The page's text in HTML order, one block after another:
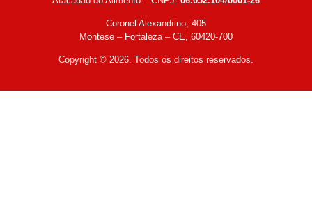
Coronel Alexandrino, 405
Montese – Fortaleza – CE, 60420-700
Copyright © 2026. Todos os direitos reservados.